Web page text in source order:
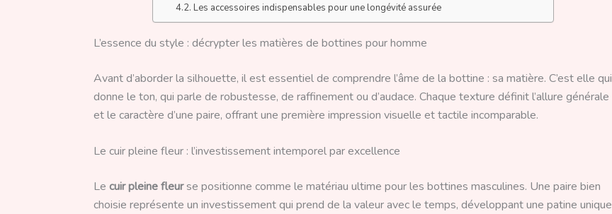
Les accessoires indispensables pour une longévité assurée
L’essence du style : décrypter les matières de bottines pour homme
Avant d’aborder la silhouette, il est essentiel de comprendre l’âme de la bottine : sa matière. C’est elle qui
donne le ton, qui parle de robustesse, de raffinement ou d’audace. Chaque texture définit l’allure générale
et le caractère d’une paire, offrant une première impression visuelle et tactile incomparable.
Le cuir pleine fleur : l’investissement intemporel par excellence
Le cuir pleine fleurse positionne comme le matériau ultime pour les bottines masculines. Une paire bien
choisie représente un investissement qui prend de la valeur avec le temps, développant une patine unique